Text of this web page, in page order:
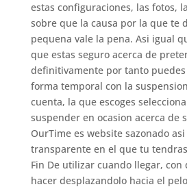
estas configuraciones, las fotos,
sobre que la causa por la que te
pequena vale la pena. Asi­ igual
que estas seguro acerca de
definitivamente por tanto
forma temporal con la
cuenta, la que escoges
suspender en ocasion acerca de
OurTime es website sazonado
transparente en el que tu
Fin De utilizar cuando llegar,
hacer desplazandolo hacia el